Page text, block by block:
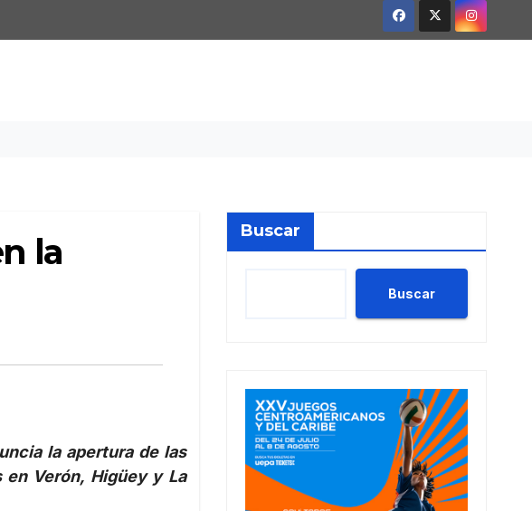
la
la apertura de las
en Verón, Higüey y La
Buscar
Buscar